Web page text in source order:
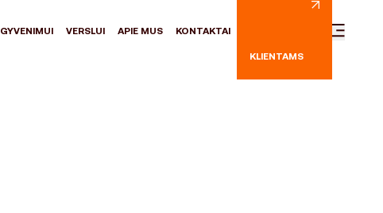
GYVENIMUI VERSLUI APIE MUS KONTAKTAI
KLIENTAMS